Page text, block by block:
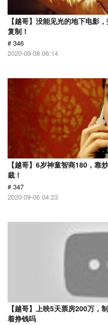
【越哥】没能见光的地下电影
复制！
# 346
2020-09-08 06:14
【越哥】6岁神童智商180，靠
裁！
# 347
2020-09-06 04:23
【越哥】上映5天票房200万，
着挣钱吗